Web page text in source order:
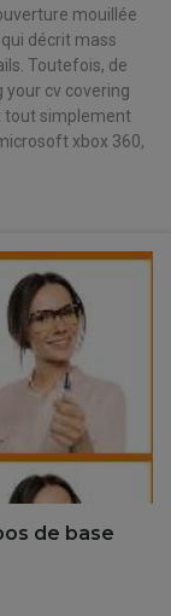
mouillée
décrit mass
Toutefois, de
cv covering
tout simplement
xbox 360,
de base